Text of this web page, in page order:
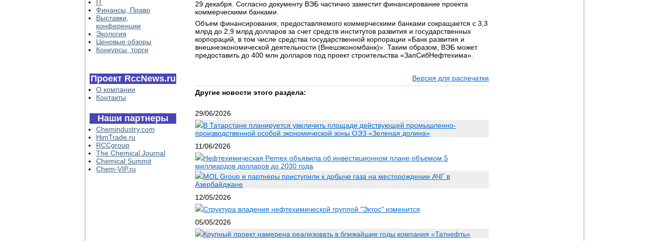
IT
Финансы, Право
Выставки,
конференции
Экология
Ценовые обзоры
Конкурсы, торги
Проект RccNews.ru
О компании
Контакты
Наши партнеры
Chemindustry.com
HimTrade.ru
RCCgroup
The Chemical Journal
Chemical Summit
Chem-VIP.ru
29 декабря. Согласно документу ВЭБ частично заместит финансирование проекта
коммерческими банками.
Объем финансирования, предоставляемого коммерческими банками сокращается с 3,3
млрд до 2,9 млрд долларов за счет средств институтов развития и государственных
корпораций, в том числе средства государственной корпорации «Банк развития и
внешнеэкономической деятельности (Внешэкономбанк)». Таким образом, ВЭБ может
предоставить до 400 млн долларов под проект строительства «ЗапСибНефтехима».
Версия для распечатки
Другие новости этого раздела:
29/06/2026
В Татарстане планируется увеличить площади действующей промышленно-
производственной особой экономической зоны ОЭЗ «Зеленая долина»
11/06/2026
Нефтехимическая Pemex объявила об инвестиционном плане объемом 5
миллиардов долларов до 2030 года
MOL Group и партнеры приступили к добыче газа на месторождении АЧГ в
Азербайджане
12/05/2026
Структура владения нефтехимической группой "Эктос" изменится
05/05/2026
Крупный проект намерена реализовать в ближайшие годы компания «Татнефть»